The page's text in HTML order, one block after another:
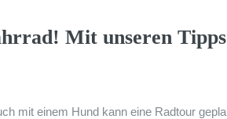
Mit unseren
mit einem Hund kann eine Radtour